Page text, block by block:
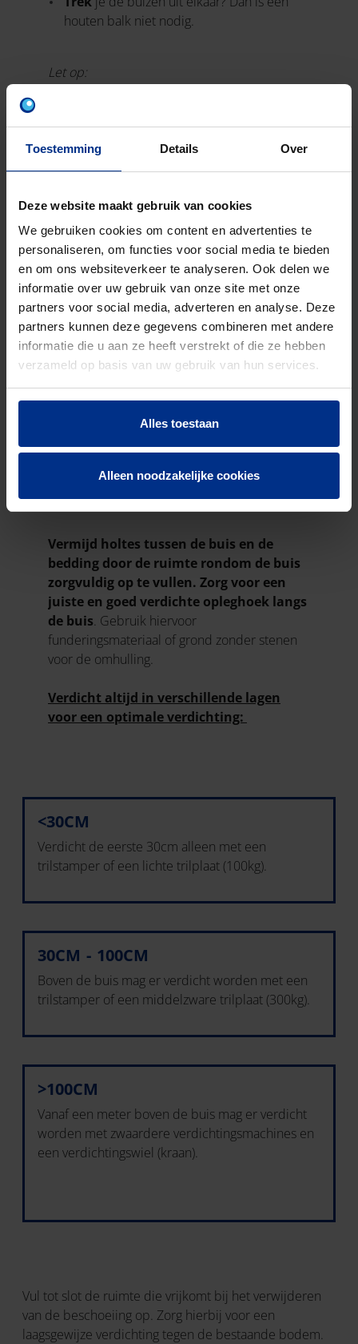
Toestemming Details Over
Deze website maakt gebruik van cookies
We gebruiken cookies om content en advertenties te
personaliseren, om functies voor social media te bieden
en om ons websiteverkeer te analyseren. Ook delen we
informatie over uw gebruik van onze site met onze
partners voor social media, adverteren en analyse. Deze
partners kunnen deze gegevens combineren met andere
informatie die u aan ze heeft verstrekt of die ze hebben
verzameld op basis van uw gebruik van hun services.
Alles toestaan
Alleen noodzakelijke cookies
houten balk niet nodig.
Let op:
en de kraanbak.
Voor de aansluiting met de put: gebruik
een put.
4. VERDICHTING
Vermijd holtes tussen de buis en de
bedding door de ruimte rondom de buis
zorgvuldig op te vullen. Zorg voor een
juiste en goed verdichte opleghoek langs
de buis. Gebruik hiervoor
funderingsmateriaal of grond zonder stenen
voor de omhulling.
Verdicht altijd in verschillende lagen
voor een optimale verdichting:
<30CM
Verdicht de eerste 30cm alleen met een
trilstamper of een lichte trilplaat (100kg).
30CM - 100CM
Boven de buis mag er verdicht worden met een
trilstamper of een middelzware trilplaat (300kg).
>100CM
Vanaf een meter boven de buis mag er verdicht
worden met zwaardere verdichtingsmachines en
een verdichtingswiel (kraan).
Vul tot slot de ruimte die vrijkomt bij het verwijderen
van de beschoeiing op. Zorg hierbij voor een
laagsgewijze verdichting tegen de bestaande bodem.